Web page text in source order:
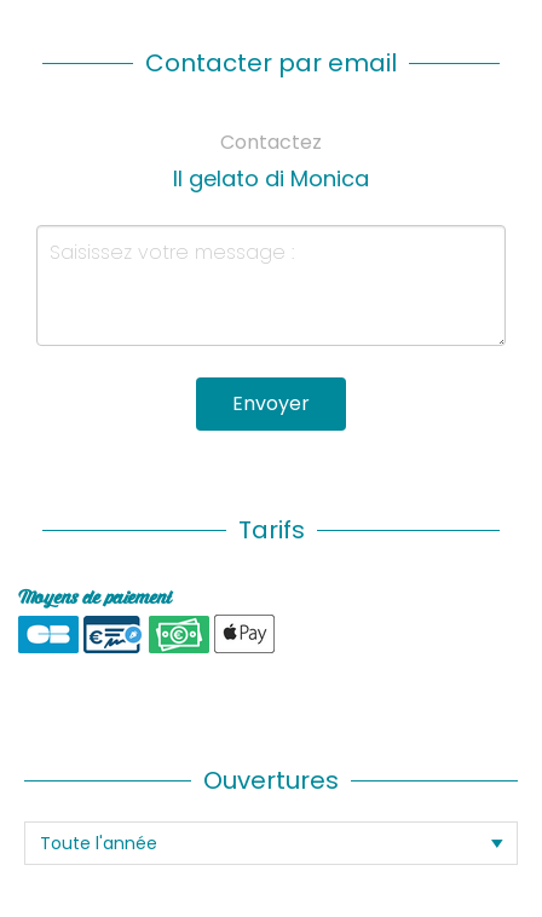
Contacter par email
Contactez
Il gelato di Monica
Envoyer
Tarifs
Moyens de paiement
Ouvertures